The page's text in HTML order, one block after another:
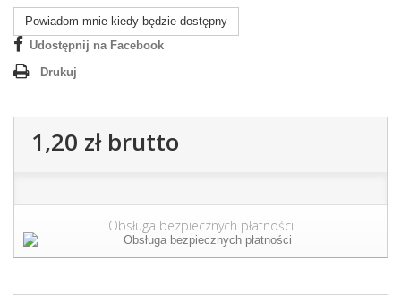
Powiadom mnie kiedy będzie dostępny
Udostępnij na Facebook
Drukuj
1,20 złbrutto
Obsługa bezpiecznych płatności